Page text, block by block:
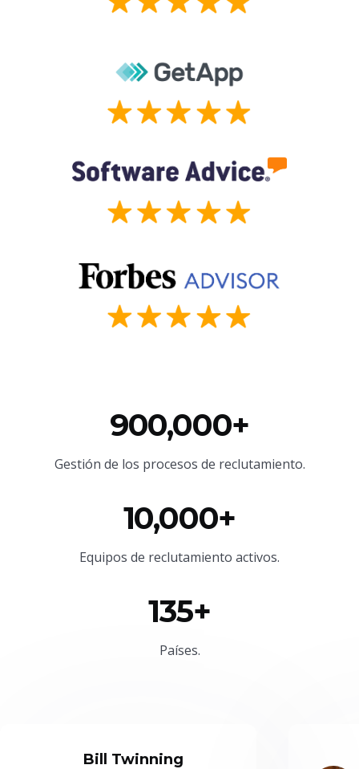
900,000+
Gestión de los procesos de reclutamiento.
10,000+
Equipos de reclutamiento activos.
135+
Países.
Bill Twinning